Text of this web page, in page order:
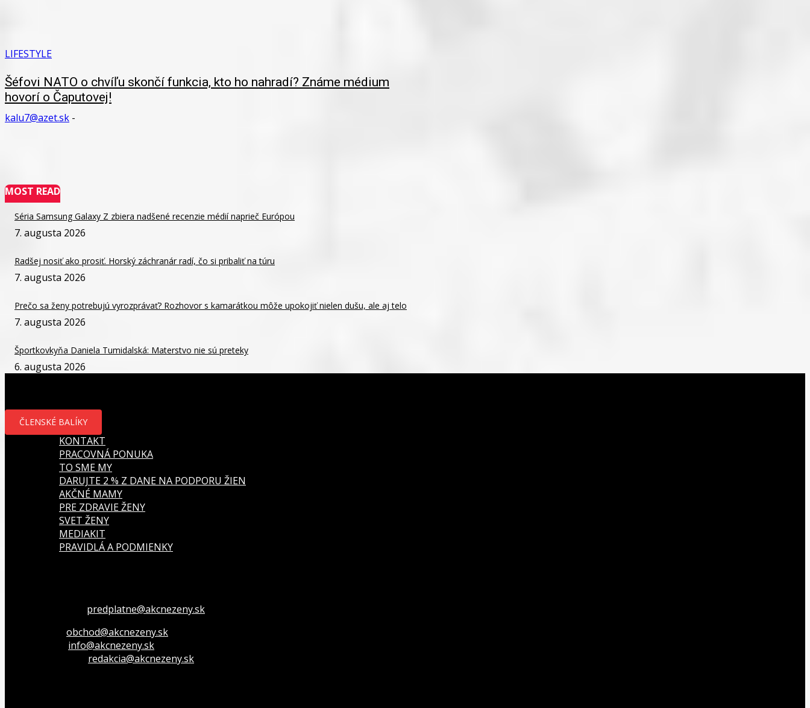
LIFESTYLE
Šéfovi NATO o chvíľu skončí funkcia, kto ho nahradí? Známe médium
hovorí o Čaputovej!
kalu7@azet.sk -
MOST READ
Séria Samsung Galaxy Z zbiera nadšené recenzie médií naprieč Európou
7. augusta 2026
Radšej nosiť ako prosiť. Horský záchranár radí, čo si pribaliť na túru
7. augusta 2026
Prečo sa ženy potrebujú vyrozprávať? Rozhovor s kamarátkou môže upokojiť nielen dušu, ale aj telo
7. augusta 2026
Športkovkyňa Daniela Tumidalská: Materstvo nie sú preteky
6. augusta 2026
ČLENSKÉ BALÍKY
KONTAKT
PRACOVNÁ PONUKA
TO SME MY
DARUJTE 2 % Z DANE NA PODPORU ŽIEN
AKČNÉ MAMY
PRE ZDRAVIE ŽENY
SVET ŽENY
MEDIAKIT
PRAVIDLÁ A PODMIENKY
predplatne@akcnezeny.sk
obchod@akcnezeny.sk
info@akcnezeny.sk
redakcia@akcnezeny.sk